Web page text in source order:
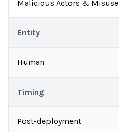
Malicious Actors & Misuse
Entity
Human
Timing
Post-deployment